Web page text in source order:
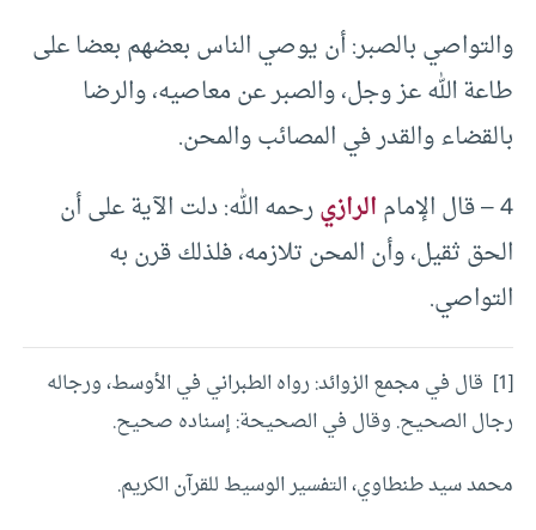
والتواصي بالصبر: أن يوصي الناس بعضهم بعضا على
طاعة الله عز وجل، والصبر عن معاصيه، والرضا
بالقضاء والقدر في المصائب والمحن.
4 – قال الإمام
الرازيرحمه الله: دلت الآية على أن
الحق ثقيل، وأن المحن تلازمه، فلذلك قرن به
التواصي.
[1] قال في مجمع الزوائد: رواه الطبراني في الأوسط، ورجاله
رجال الصحيح. وقال في الصحيحة: إسناده صحيح.
محمد سيد طنطاوي، التفسير الوسيط للقرآن الكريم.